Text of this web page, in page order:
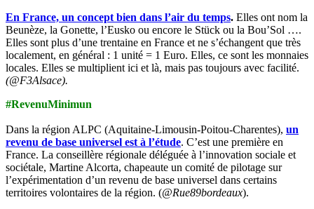
En France, un concept bien dans l’air du temps. Elles ont nom la
Beunèze, la Gonette, l’Eusko ou encore le Stück ou la Bou’Sol ….
Elles sont plus d’une trentaine en France et ne s’échangent que très
localement, en général : 1 unité = 1 Euro. Elles, ce sont les monnaies
locales. Elles se multiplient ici et là, mais pas toujours avec facilité.
(@F3Alsace).
#RevenuMinimun
Dans la région ALPC (Aquitaine-Limousin-Poitou-Charentes), un
revenu de base universel est à l’étude. C’est une première en
France. La conseillère régionale déléguée à l’innovation sociale et
sociétale, Martine Alcorta, chapeaute un comité de pilotage sur
l’expérimentation d’un revenu de base universel dans certains
territoires volontaires de la région. (@Rue89bordeaux).